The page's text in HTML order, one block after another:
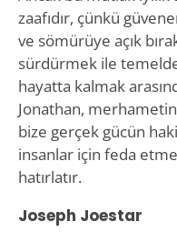
zaafıdır, çünkü
ve sömürüye açık
sürdürmek ile
hayatta kalmak
Jonathan, merhametin
bize gerçek gücün
insanlar için feda
hatırlatır.
Joseph Joestar